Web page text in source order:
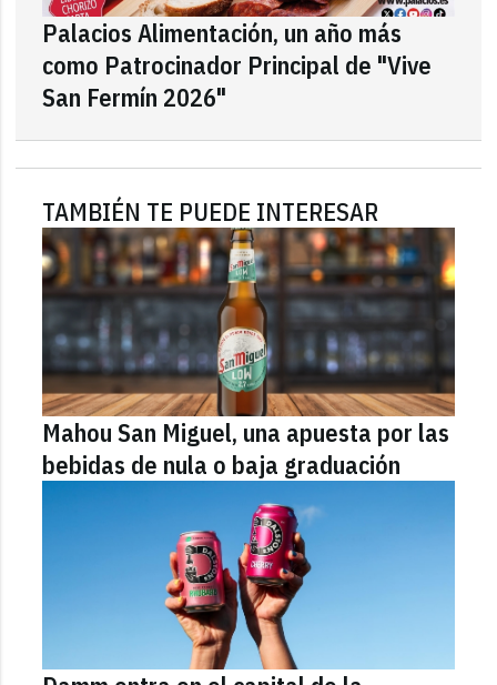
Palacios Alimentación, un año más
como Patrocinador Principal de "Vive
San Fermín 2026"
TAMBIÉN TE PUEDE INTERESAR
Mahou San Miguel, una apuesta por las
bebidas de nula o baja graduación